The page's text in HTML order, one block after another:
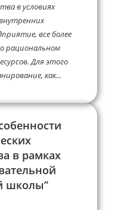
в условиях
все более
рациональном
Для этого
как...
в рамках
школы”